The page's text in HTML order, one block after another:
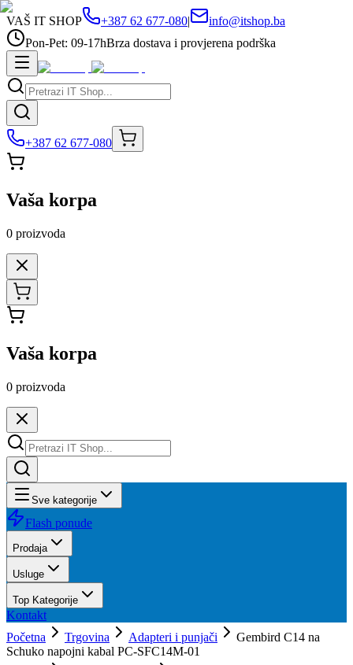
VAŠ IT SHOP +387 62 677-080|
info@itshop.ba
Pon-Pet: 09-17hBrza dostava i provjerena podrška
+387 62 677-080
Vaša korpa
0 proizvoda
Vaša korpa
0 proizvoda
Sve kategorije
Flash ponude
Prodaja
Usluge
Top Kategorije
Kontakt
Početna
Trgovina Adapteri i punjači
Gembird C14 na
Schuko napojni kabal PC-SFC14M-01